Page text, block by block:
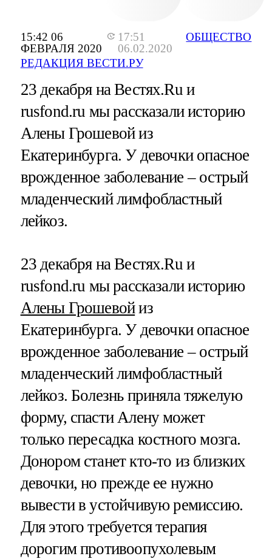
15:42 06
ФЕВРАЛЯ 2020
17:51
06.02.2020
РЕДАКЦИЯ ВЕСТИ.РУ
ОБЩЕСТВО
23 декабря на Вестях.Ru и
rusfond.ru мы рассказали историю
Алены Грошевой из
Екатеринбурга. У девочки опасное
врожденное заболевание – острый
младенческий лимфобластный
лейкоз.
23 декабря на Вестях.Ru и
rusfond.ru мы рассказали историю
Алены Грошевойиз
Екатеринбурга. У девочки опасное
врожденное заболевание – острый
младенческий лимфобластный
лейкоз. Болезнь приняла тяжелую
форму, спасти Алену может
только пересадка костного мозга.
Донором станет кто-то из близких
девочки, но прежде ее нужно
вывести в устойчивую ремиссию.
Для этого требуется терапия
дорогим противоопухолевым